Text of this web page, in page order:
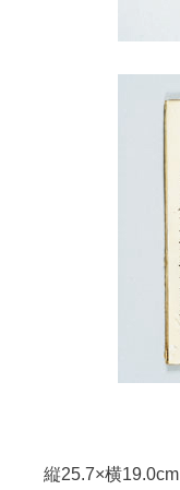
縦25.7×横19.0cm